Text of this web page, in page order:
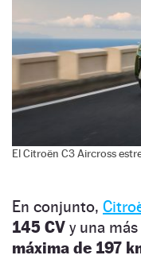
El Citroën C3 Aircross
En conjunto,
145 CV y una
máxima de 197